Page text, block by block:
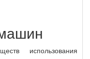
использования